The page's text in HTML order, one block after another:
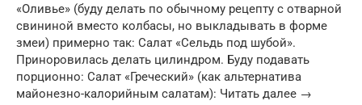
«Оливье» (буду делать по обычному рецепту с отварной
свининой вместо колбасы, но выкладывать в форме
змеи) примерно так: Салат «Сельдь под шубой».
Приноровилась делать цилиндром. Буду подавать
порционно: Салат «Греческий» (как альтернатива
майонезно-калорийным салатам): Читать далее →